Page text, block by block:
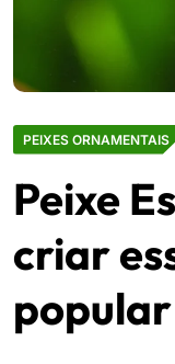
PEIXES ORNAMENTAIS
Peixe
criar
popular